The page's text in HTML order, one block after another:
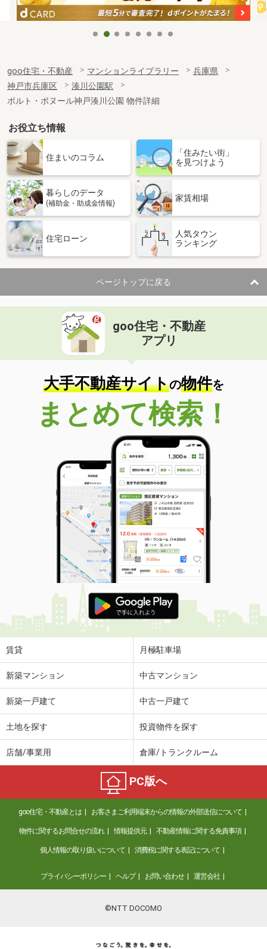
goo住宅・不動産 マンションライブラリー
兵庫県
神戸市兵庫区
湊川公園駅
ポルト・ボヌール神戸湊川公園 物件詳細
お役立ち情報
住まいのコラム
「住みたい街」
を見つけよう
暮らしのデータ
(補助金・助成金情報)
家賃相場
住宅ローン
人気タウン
ランキング
ページトップに戻る
goo住宅・不動産
アプリ
大手不動産サイトの物件を
まとめて検索！
賃貸 月極駐車場
新築マンション 中古マンション
新築一戸建て 中古一戸建て
土地を探す 投資物件を探す
店舗/事業用 倉庫/トランクルーム
PC版へ
goo住宅・不動産とは お客さまご利用端末からの情報の外部送信について
物件に関するお問合せの流れ 情報提供元 不動産情報に関する免責事項
個人情報の取り扱いについて 消費税に関する表記について
プライバシーポリシー ヘルプ お問い合わせ 運営会社
©NTT DOCOMO